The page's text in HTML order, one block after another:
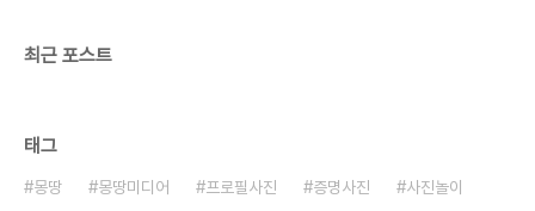
최근 포스트
태그
몽땅 몽땅미디어 프로필사진 증명사진
사진놀이